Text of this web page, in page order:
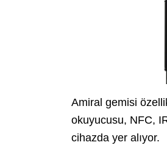
Amiral gemisi
okuyucusu, NFC,
cihazda yer alıyor.